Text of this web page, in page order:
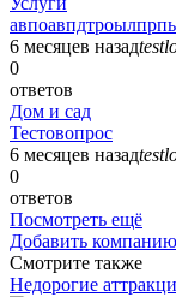
6 месяцев назад
0
ответов
Дом и сад
Тестовопрос
6 месяцев назад
0
ответов
Посмотреть ещё
Добавить компанию
Смотрите также
Недорогие